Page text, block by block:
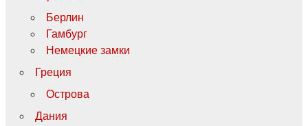
Берлин
Гамбург
Немецкие замки
Греция
Острова
Дания